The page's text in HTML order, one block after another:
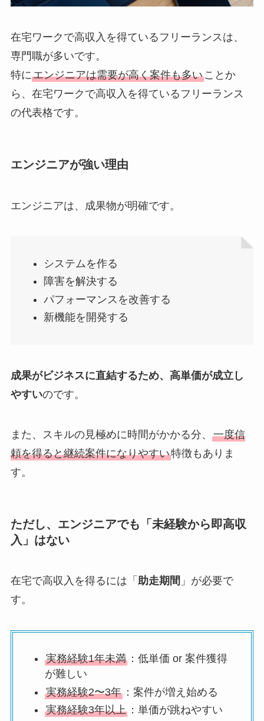
在宅ワークで高収入を得ているフリーランスは、
専門職が多いです。
特にエンジニアは需要が高く案件も多いことか
ら、在宅ワークで高収入を得ているフリーランス
の代表格です。
エンジニアが強い理由
エンジニアは、成果物が明確です。
システムを作る
障害を解決する
パフォーマンスを改善する
新機能を開発する
成果がビジネスに直結するため、高単価が成立し
やすいのです。
また、スキルの見極めに時間がかかる分、 一度信
頼を得ると継続案件になりやすい特徴もありま
す。
ただし、エンジニアでも「未経験から即高収
入」はない
在宅で高収入を得るには「 助走期間 」が必要で
す。
実務経験1年未満：低単価 or 案件獲得
が難しい
実務経験2〜3年：案件が増え始める
実務経験3年以上：単価が跳ねやすい